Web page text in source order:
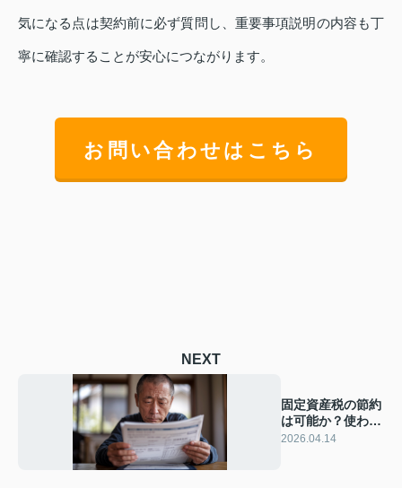
気になる点は契約前に必ず質問し、重要事項説明の内容も丁
寧に確認することが安心につながります。
お問い合わせはこちら
NEXT
固定資産税の節約
は可能か？使わな
い不動産は売却で
2026.04.14